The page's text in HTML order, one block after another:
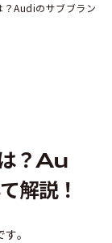
？Audiのサブブラン
は？Au
解説！
。